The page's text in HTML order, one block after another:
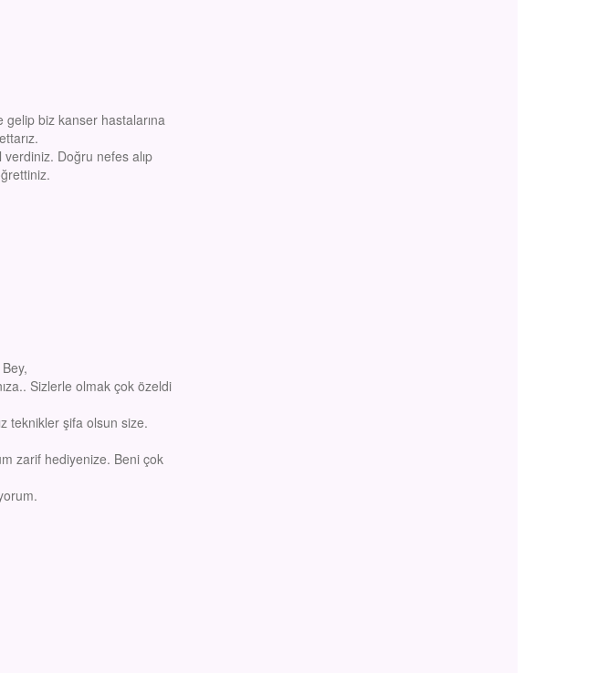
biz kanser hastalarına
Doğru nefes alıp
Sizlerle olmak çok özeldi
teknikler şifa olsun size.
zarif hediyenize. Beni çok